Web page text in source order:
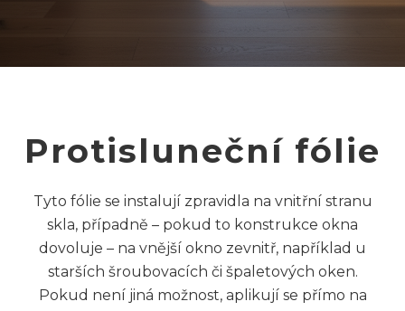
Protisluneční fólie
Tyto fólie se instalují zpravidla na vnitřní stranu
skla, případně – pokud to konstrukce okna
dovoluje – na vnější okno zevnitř, například u
starších šroubovacích či špaletových oken.
Pokud není jiná možnost, aplikují se přímo na